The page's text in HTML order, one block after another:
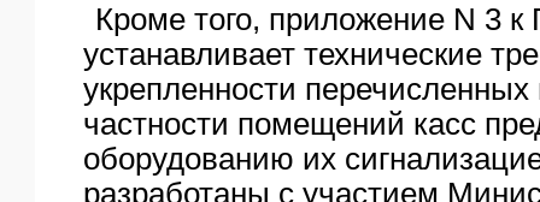
Кроме того, приложение N 3 к
устанавливает технические
укрепленности
частности помещений касс
оборудованию их
разработаны с участием